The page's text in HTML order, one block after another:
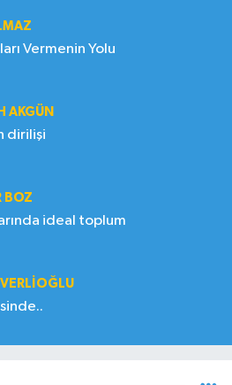
Vermenin Yolu
AKGÜN
dirilişi
BOZ
ideal toplum